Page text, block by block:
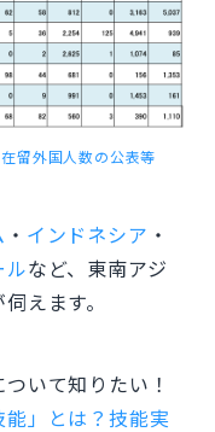
留外国人数の公表等
・ インドネシア ・
ルなど、東南アジ
えます。
いて知りたい！
」とは？技能実